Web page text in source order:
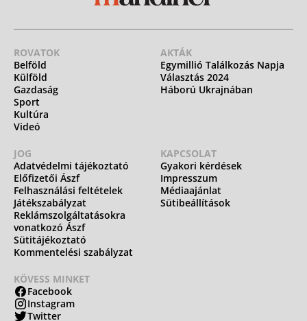
ROVATOK
Belföld
Külföld
Gazdaság
Sport
Kultúra
Videó
AKTÁK
Egymillió Találkozás Napja
Választás 2024
Háború Ukrajnában
JOG
Adatvédelmi tájékoztató
Előfizetői Ászf
Felhasználási feltételek
Játékszabályzat
Reklámszolgáltatásokra
vonatkozó Ászf
Sütitájékoztató
Kommentelési szabályzat
KAPCSOLAT
Gyakori kérdések
Impresszum
Médiaajánlat
Sütibeállítások
KÖVESS MINKET
Facebook
Instagram
Twitter